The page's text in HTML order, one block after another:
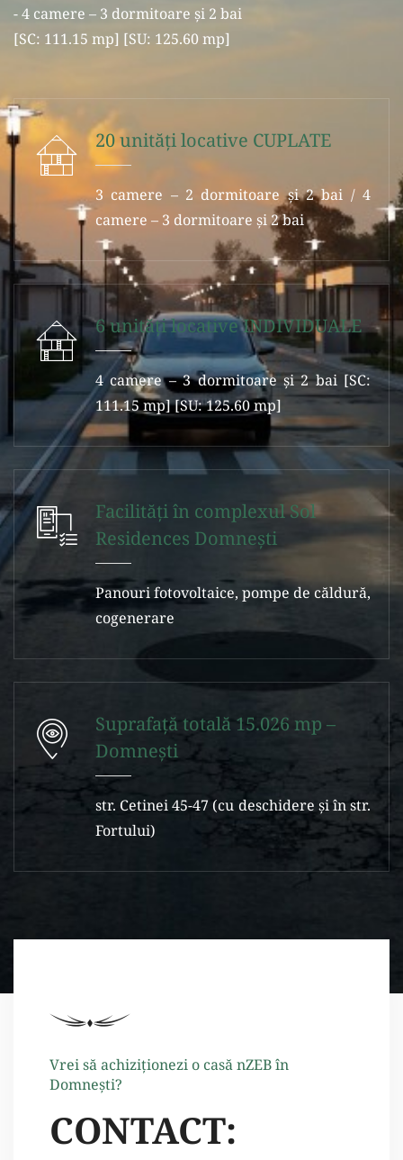
- 4 camere – 3 dormitoare şi 2 bai
[SC: 111.15 mp] [SU: 125.60 mp]
20 unităţi locative CUPLATE
3 camere – 2 dormitoare şi 2 bai / 4
camere – 3 dormitoare şi 2 bai
6 unităţi locative INDIVIDUALE
4 camere – 3 dormitoare şi 2 bai [SC:
111.15 mp] [SU: 125.60 mp]
Facilităţi în complexul Sol
Residences Domneşti
Panouri fotovoltaice, pompe de căldură,
cogenerare
Suprafaţă totală 15.026 mp –
Domneşti
str. Cetinei 45-47 (cu deschidere şi în str.
Fortului)
Vrei să achiziţionezi o casă nZEB în
Domneşti?
CONTACT: